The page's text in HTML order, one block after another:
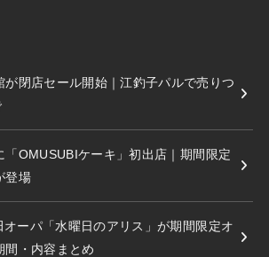
が閉店セール開始｜江釣子パルで売りつ
「OMUSUBIケーキ」初出店｜期間限定
登場
オーパ「水曜日のアリス」が期間限定オ
間・内容まとめ